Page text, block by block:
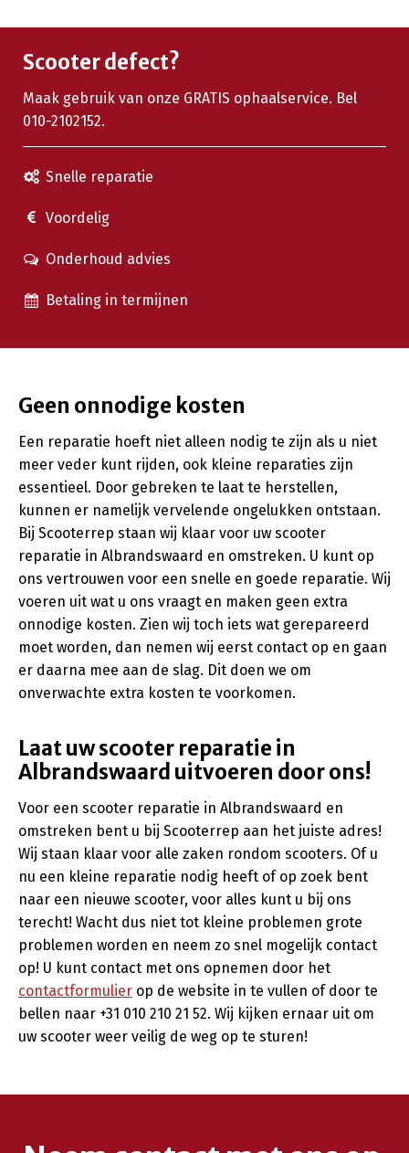
Scooter defect?
Maak gebruik van onze GRATIS ophaalservice. Bel
010-2102152.
Snelle reparatie
Voordelig
Onderhoud advies
Betaling in termijnen
Geen onnodige kosten
Een reparatie hoeft niet alleen nodig te zijn als u niet
meer veder kunt rijden, ook kleine reparaties zijn
essentieel. Door gebreken te laat te herstellen,
kunnen er namelijk vervelende ongelukken ontstaan.
Bij Scooterrep staan wij klaar voor uw scooter
reparatie in Albrandswaard en omstreken. U kunt op
ons vertrouwen voor een snelle en goede reparatie. Wij
voeren uit wat u ons vraagt en maken geen extra
onnodige kosten. Zien wij toch iets wat gerepareerd
moet worden, dan nemen wij eerst contact op en gaan
er daarna mee aan de slag. Dit doen we om
onverwachte extra kosten te voorkomen.
Laat uw scooter reparatie in
Albrandswaard uitvoeren door ons!
Voor een scooter reparatie in Albrandswaard en
omstreken bent u bij Scooterrep aan het juiste adres!
Wij staan klaar voor alle zaken rondom scooters. Of u
nu een kleine reparatie nodig heeft of op zoek bent
naar een nieuwe scooter, voor alles kunt u bij ons
terecht! Wacht dus niet tot kleine problemen grote
problemen worden en neem zo snel mogelijk contact
op! U kunt contact met ons opnemen door het
contactformulier op de website in te vullen of door te
bellen naar +31 010 210 21 52. Wij kijken ernaar uit om
uw scooter weer veilig de weg op te sturen!